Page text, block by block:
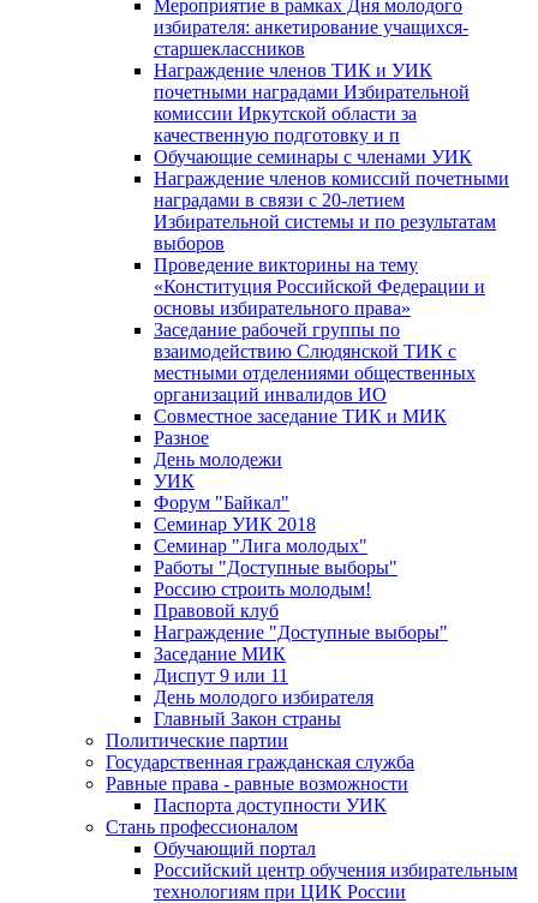
Мероприятие в рамках Дня молодого
избирателя: анкетирование учащихся-
старшеклассников
Награждение членов ТИК и УИК
почетными наградами Избирательной
комиссии Иркутской области за
качественную подготовку и п
Обучающие семинары с членами УИК
Награждение членов комиссий почетными
наградами в связи с 20-летием
Избирательной системы и по результатам
выборов
Проведение викторины на тему
«Конституция Российской Федерации и
основы избирательного права»
Заседание рабочей группы по
взаимодействию Слюдянской ТИК с
местными отделениями общественных
организаций инвалидов ИО
Совместное заседание ТИК и МИК
Разное
День молодежи
УИК
Форум "Байкал"
Семинар УИК 2018
Семинар "Лига молодых"
Работы "Доступные выборы"
Россию строить молодым!
Правовой клуб
Награждение "Доступные выборы"
Заседание МИК
Диспут 9 или 11
День молодого избирателя
Главный Закон страны
Политические партии
Государственная гражданская служба
Равные права - равные возможности
Паспорта доступности УИК
Стань профессионалом
Обучающий портал
Российский центр обучения избирательным
технологиям при ЦИК России